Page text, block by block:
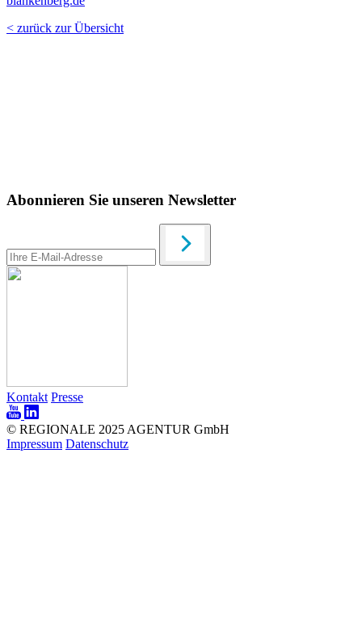
< zurück zur Übersicht
Abonnieren Sie unseren Newsletter
Kontakt Presse
© REGIONALE 2025 AGENTUR GmbH
Impressum Datenschutz